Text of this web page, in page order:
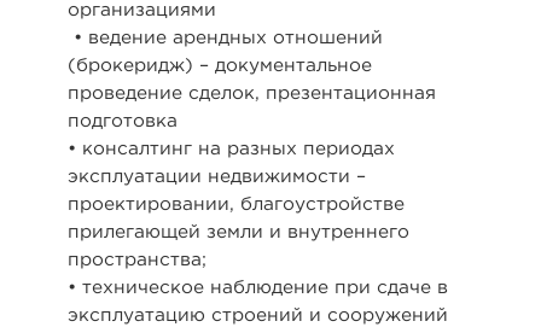
организациями
• ведение арендных отношений
(брокеридж) – документальное
проведение сделок, презентационная
подготовка
• консалтинг на разных периодах
эксплуатации недвижимости –
проектировании, благоустройстве
прилегающей земли и внутреннего
пространства;
• техническое наблюдение при сдаче в
эксплуатацию строений и сооружений